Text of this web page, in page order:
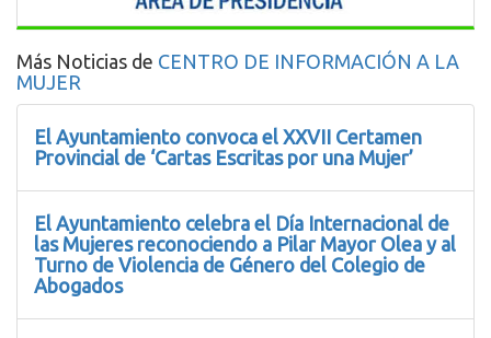
Más Noticias de CENTRO DE INFORMACIÓN A LA
MUJER
El Ayuntamiento convoca el XXVII Certamen
Provincial de ‘Cartas Escritas por una Mujer’
El Ayuntamiento celebra el Día Internacional de
las Mujeres reconociendo a Pilar Mayor Olea y al
Turno de Violencia de Género del Colegio de
Abogados